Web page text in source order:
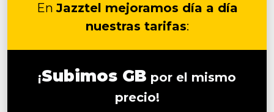
EnJazztel mejoramos día a día
nuestras tarifas:
¡Subimos GB por el mismo
precio!